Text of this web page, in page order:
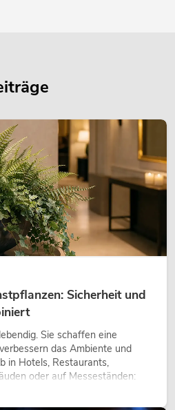
Sicherheit und
Sie schaffen eine
das Ambiente und
in Hotels, Restaurants,
oder auf Messeständen:
gehört heute längst zum